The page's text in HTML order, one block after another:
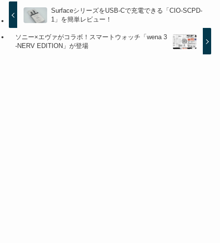
SurfaceシリーズをUSB-Cで充電できる「CIO-SCPD-
1」を簡単レビュー！
ソニー×エヴァがコラボ！スマートウォッチ「wena 3
-NERV EDITION」が登場